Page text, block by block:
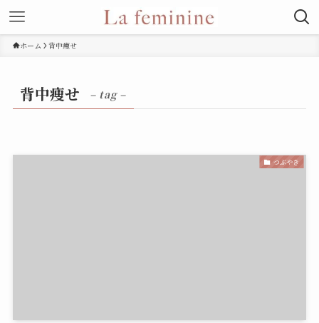
ホーム 背中痩せ
背中痩せ – tag –
つぶやき